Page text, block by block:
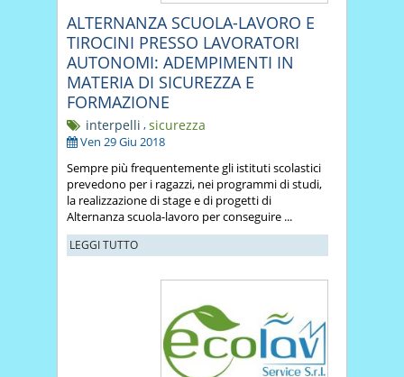
ALTERNANZA SCUOLA-LAVORO E
TIROCINI PRESSO LAVORATORI
AUTONOMI: ADEMPIMENTI IN
MATERIA DI SICUREZZA E
FORMAZIONE
interpelli ,sicurezza
Ven 29 Giu 2018
Sempre più frequentemente gli istituti scolastici
prevedono per i ragazzi, nei programmi di studi,
la realizzazione di stage e di progetti di
Alternanza scuola-lavoro per conseguire ...
LEGGI TUTTO